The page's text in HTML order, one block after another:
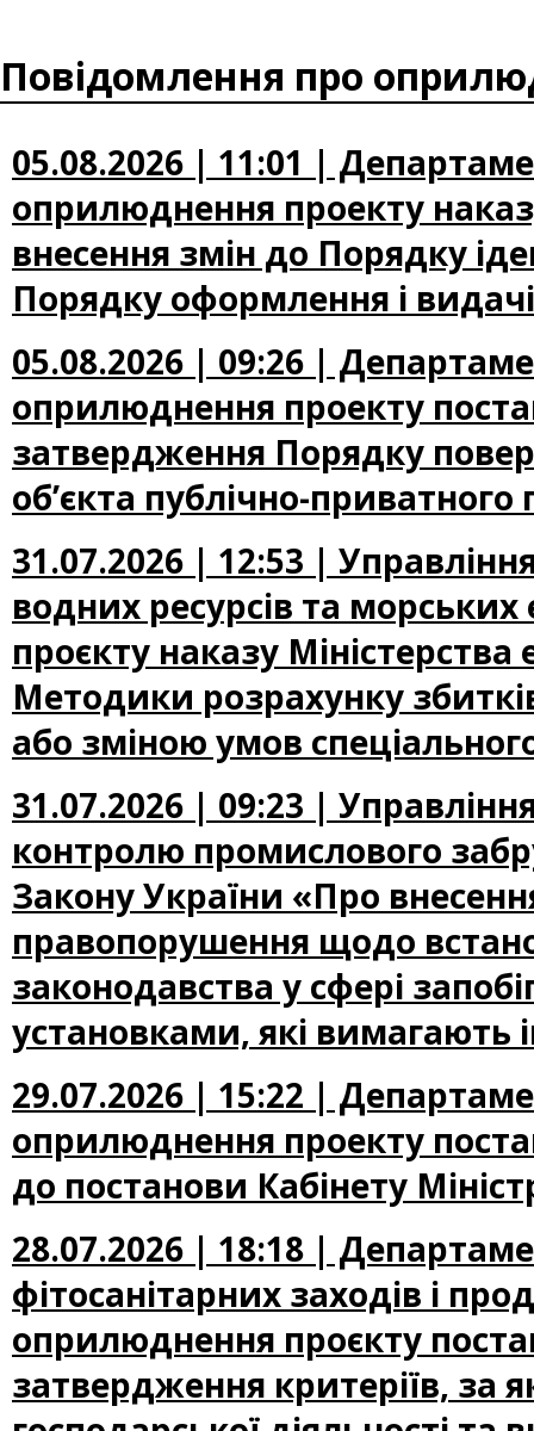
Повідомлення про
05.08.2026 | 11:01 |
оприлюднення проекту
внесення змін до Порядку
Порядку оформлення і
05.08.2026 | 09:26 |
оприлюднення проекту
затвердження Порядку
об’єкта публічно-приватного
31.07.2026 | 12:53 |
водних ресурсів та
проєкту наказу
Методики розрахунку
або зміною умов
31.07.2026 | 09:23 |
контролю промислового
Закону України «Про
правопорушення щодо
законодавства у сфері
установками, які вимагають
29.07.2026 | 15:22 |
оприлюднення проекту
до постанови Кабінету
28.07.2026 | 18:18 |
фітосанітарних заходів і
оприлюднення проєкту
затвердження критеріїв, за